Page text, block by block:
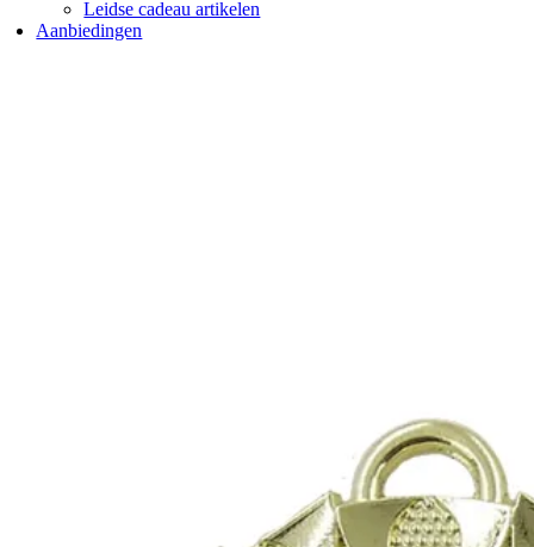
Leidse cadeau artikelen
Aanbiedingen